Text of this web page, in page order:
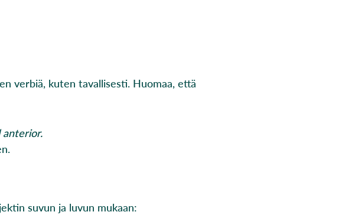
verbiä, kuten tavallisesti. Huomaa, että
suvun ja luvun mukaan: